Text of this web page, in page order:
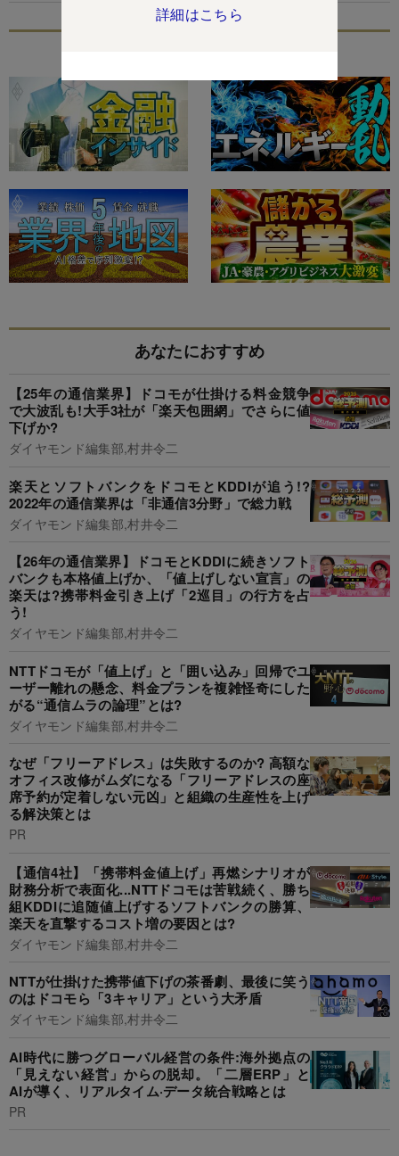
詳細はこちら
あなたにおすすめ
【25年の通信業界】ドコモが仕掛ける料金競争
で大波乱も!大手3社が「楽天包囲網」でさらに値
下げか?
ダイヤモンド編集部,村井令二
楽天とソフトバンクをドコモとKDDIが追う!?
2022年の通信業界は「非通信3分野」で総力戦
ダイヤモンド編集部,村井令二
【26年の通信業界】ドコモとKDDIに続きソフト
バンクも本格値上げか、「値上げしない宣言」の
楽天は?携帯料金引き上げ「2巡目」の行方を占
う!
ダイヤモンド編集部,村井令二
NTTドコモが「値上げ」と「囲い込み」回帰でユ
ーザー離れの懸念、料金プランを複雑怪奇にした
がる“通信ムラの論理”とは?
ダイヤモンド編集部,村井令二
なぜ「フリーアドレス」は失敗するのか? 高額な
オフィス改修がムダになる「フリーアドレスの座
席予約が定着しない元凶」と組織の生産性を上げ
る解決策とは
PR
【通信4社】「携帯料金値上げ」再燃シナリオが
財務分析で表面化...NTTドコモは苦戦続く、勝ち
組KDDIに追随値上げするソフトバンクの勝算、
楽天を直撃するコスト増の要因とは?
ダイヤモンド編集部,村井令二
NTTが仕掛けた携帯値下げの茶番劇、最後に笑う
のはドコモら「3キャリア」という大矛盾
ダイヤモンド編集部,村井令二
AI時代に勝つグローバル経営の条件:海外拠点の
「見えない経営」からの脱却。「二層ERP」と
AIが導く、リアルタイム·データ統合戦略とは
PR